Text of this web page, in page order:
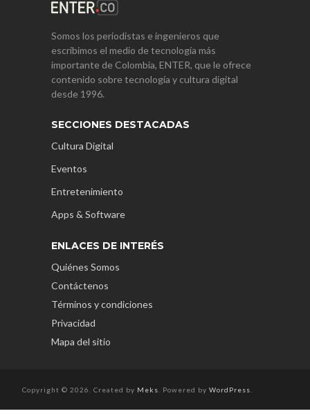
Somos los periodistas e ingenieros que
escribimos el medio de tecnología más
importante de Colombia, ENTER, que le ofrece
contenido sobre tecnología y cultura digital
desde 1996.
SECCIONES DESTACADAS
Cultura Digital
Eventos
Entretenimiento
Apps & Software
ENLACES DE INTERÉS
Quiénes Somos
Contáctenos
Términos y condiciones
Privacidad
Mapa del sitio
Copyright © 2026. Created by Meks . Powered by WordPress